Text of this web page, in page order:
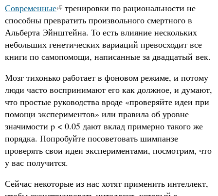
Современные
тренировки по рациональности не
способны превратить произвольного смертного в
Альберта Эйнштейна. То есть влияние нескольких
небольших генетических вариаций превосходит все
книги по самопомощи, написанные за двадцатый век.
Мозг тихонько работает в фоновом режиме, и потому
люди часто воспринимают его как должное, и думают,
что простые руководства вроде «проверяйте идеи при
помощи экспериментов» или правила об уровне
значимости p < 0.05 дают вклад примерно такого же
порядка. Попробуйте посоветовать шимпанзе
проверять свои идеи экспериментами, посмотрим, что
у вас получится.
Сейчас некоторые из нас хотят применить интеллект,